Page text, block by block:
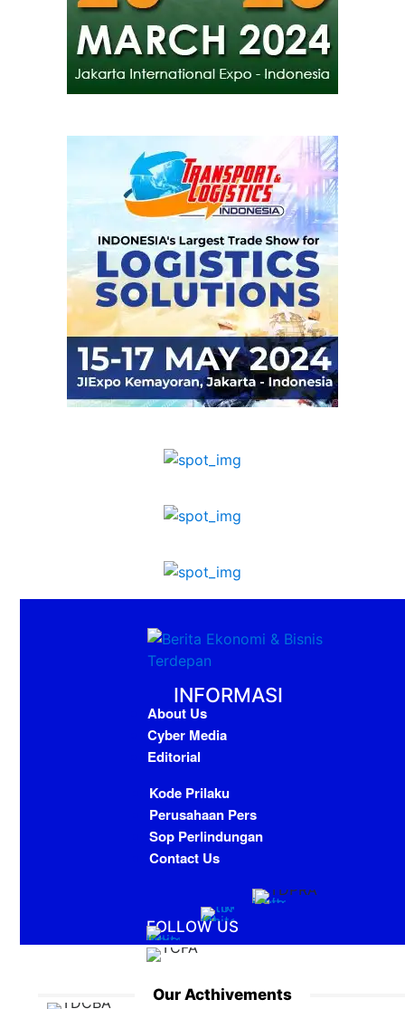
INFORMASI
About Us
Cyber Media
Editorial
Kode Prilaku
Perusahaan Pers
Sop Perlindungan
Contact Us
FOLLOW US
Our Acthivements